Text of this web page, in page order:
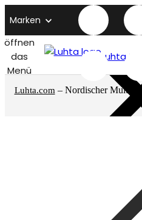
Marken
öffnen
das
Menü
Luhta
Luhta.com – Nordischer